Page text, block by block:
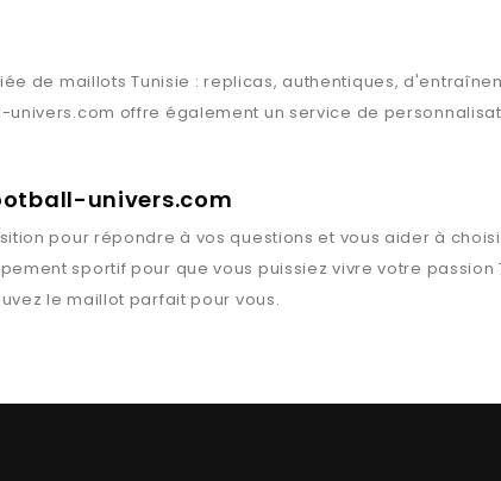
de maillotsTunisie : replicas, authentiques,
univers.com offre également un service de
univers.com
pour répondre à vos questions et vous aider à
sportif pour que vous puissiez vivre votre passion
le maillot parfait pour vous.